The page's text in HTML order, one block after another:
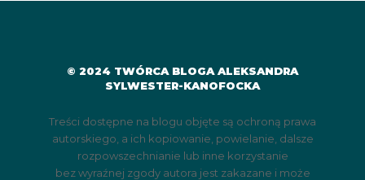
© 2024 TWÓRCA BLOGA ALEKSANDRA
SYLWESTER-KANOFOCKA
Treści dostępne na blogu objęte są ochroną prawa
autorskiego, a ich kopiowanie, powielanie, dalsze
rozpowszechnianie lub inne korzystanie
bez wyraźnej zgody autora jest zakazane i może